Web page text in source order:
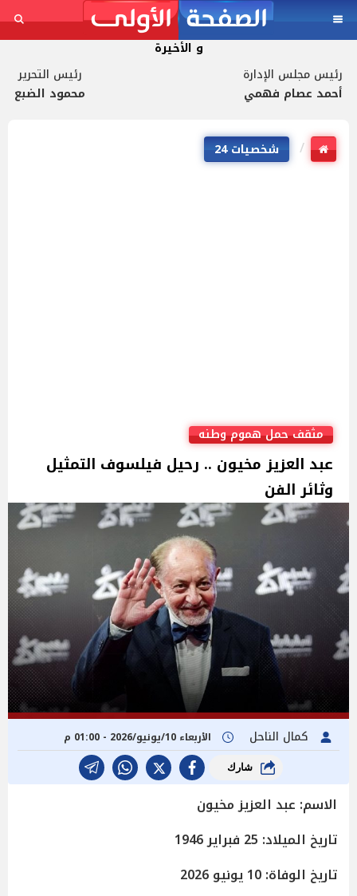
و الأخيرة
رئيس مجلس الإدارة
أحمد عصام فهمي
رئيس التحرير
محمود الضبع
شخصيات 24
مثقف حمل هموم وطنه
عبد العزيز مخيون .. رحيل فيلسوف التمثيل
وثائر الفن
كمال الناحل الأربعاء 10/يونيو/2026 - 01:00 م
شارك
الاسم: عبد العزيز مخيون
تاريخ الميلاد: 25 فبراير 1946
تاريخ الوفاة: 10 يونيو 2026